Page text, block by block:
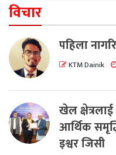
विचार
पहिला
KTM Dainik
खेल
आर्थिक
इश्वर जिसी